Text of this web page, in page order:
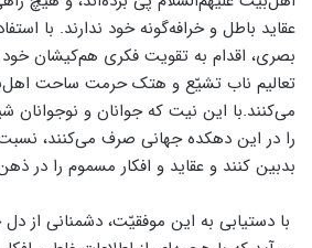
عقاید باطل و خرافه‌گونه خود ندارند. با
بصری، اقدام به تقویت فکری هم‌کیشان
تعالیم ناب تشیّع و هتک حرمت ساحت
می‌کنند.با این نیت که جوانان و نوجوانان
را در این دهکده جهانی صرف می‌کنند،
بدبین کنند و عقاید و افکار مسموم را در
با دستیابی به این موفقیّت، دشمنانی از